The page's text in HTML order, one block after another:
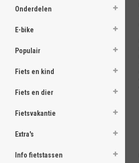
Onderdelen
E-bike
Populair
Fiets en kind
Fiets en dier
Fietsvakantie
Extra's
Info fietstassen
.
.
.